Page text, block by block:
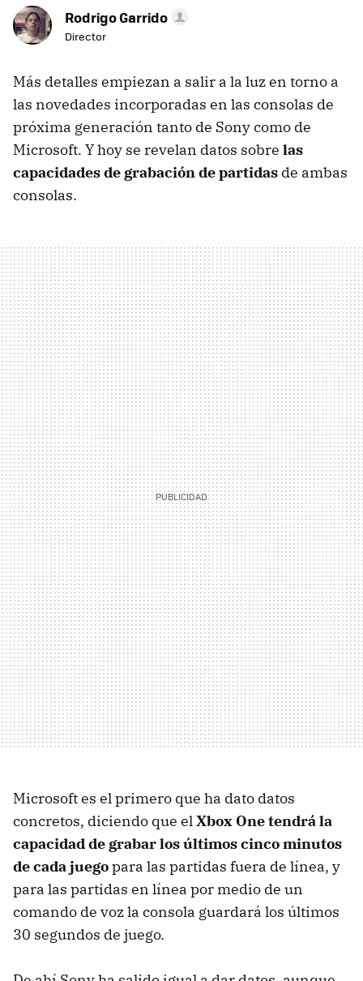
Rodrigo Garrido
Director
Más detalles empiezan a salir a la luz en torno a
las novedades incorporadas en las consolas de
próxima generación tanto de Sony como de
Microsoft. Y hoy se revelan datos sobre las
capacidades de grabación de partidas de ambas
consolas.
Microsoft es el primero que ha dato datos
concretos, diciendo que elXbox One tendrá la
capacidad de grabar los últimos cinco minutos
de cada juegopara las partidas fuera de línea, y
para las partidas en línea por medio de un
comando de voz la consola guardará los últimos
30 segundos de juego.